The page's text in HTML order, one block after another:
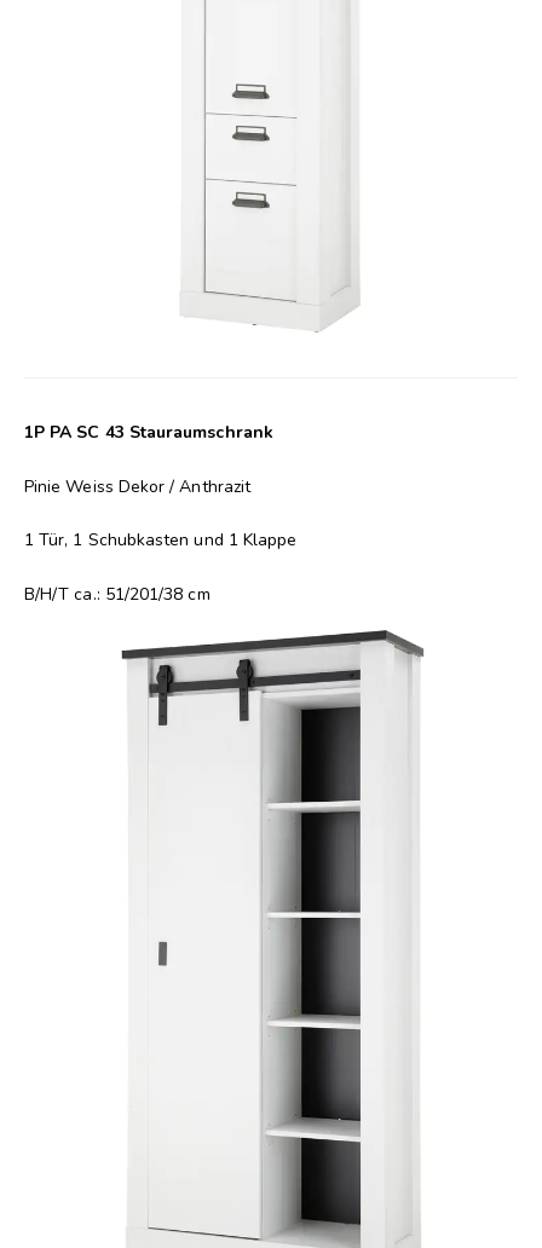
1P PA SC 43 Stauraumschrank
Pinie Weiss Dekor / Anthrazit
1 Tür, 1 Schubkasten und 1 Klappe
B/H/T ca.: 51/201/38 cm